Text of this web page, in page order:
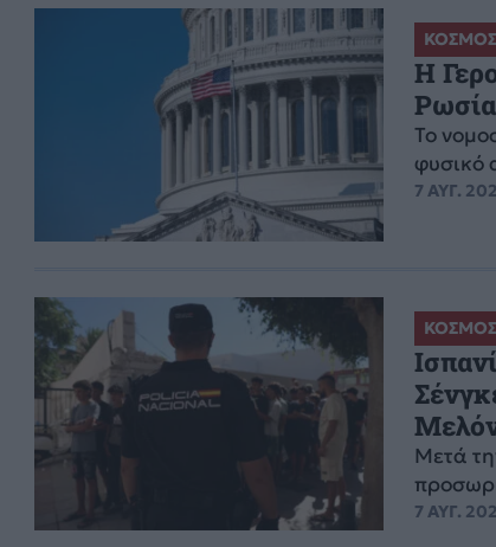
ΚΟΣΜΟΣ
Η
Το
φυσικό
7 ΑΥΓ.
ΚΟΣΜΟΣ
Μετά
7 ΑΥΓ.